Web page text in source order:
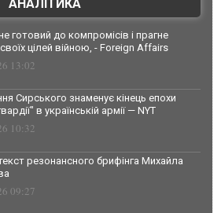
АНАЛІТИКА
готовий до компромісів і прагне
цілей війною, - Foreign Affairs
13:02
Сирського знаменує кінець епохи
в українській армії — NYT
10:32
резонансного брифінга Михайла
09:27